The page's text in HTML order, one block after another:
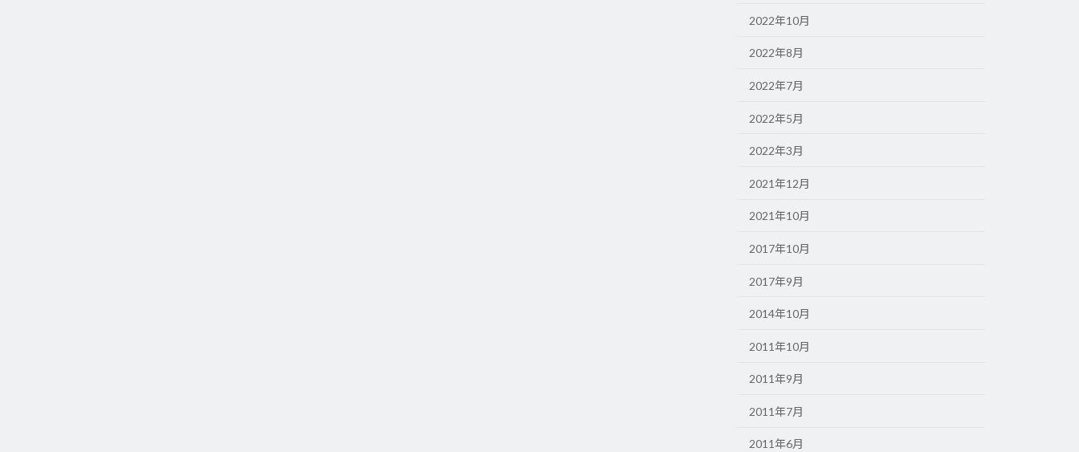
2022年10月
2022年8月
2022年7月
2022年5月
2022年3月
2021年12月
2021年10月
2017年10月
2017年9月
2014年10月
2011年10月
2011年9月
2011年7月
2011年6月